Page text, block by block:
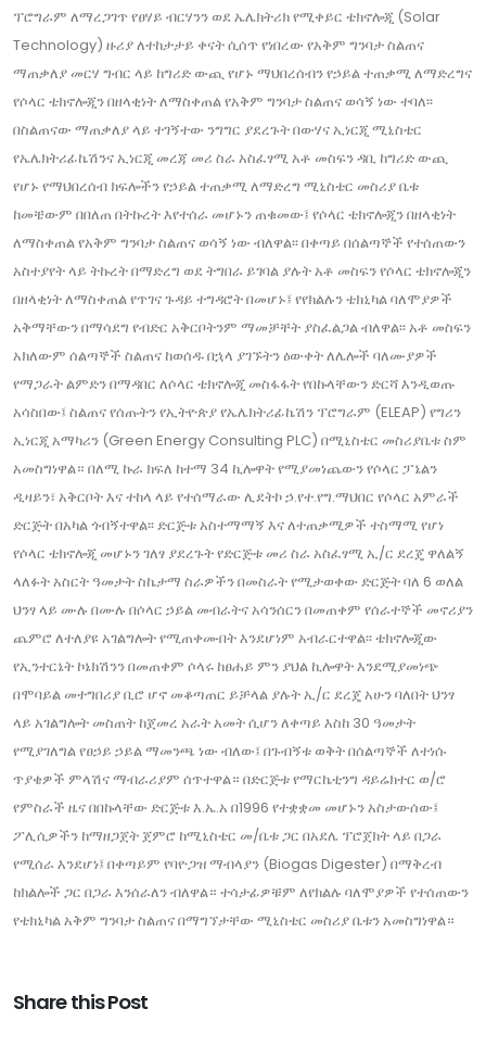
ፕሮግራም ለማረጋገጥ የፀሃይ ብርሃንን ወደ ኤሌክትሪክ የሚቀይር ቴክኖሎጂ (Solar
Technology) ዙሪያ ለተከታታይ ቀናት ሲሰጥ የነበረው የአቅም ግንባታ ስልጠና
ማጠቃለያ መርሃ ግብር ላይ ከግሪድ ውጪ የሆኑ ማህበረሰብን የኃይል ተጠቃሚ ለማድረግና
የሶላር ቴክኖሎጂን በዘላቂነት ለማስቀጠል የአቅም ግንባታ ስልጠና ወሳኝ ነው ተባለ፡፡
በስልጠናው ማጠቃለያ ላይ ተገኝተው ንግግር ያደረጉት በውሃና ኢነርጂ ሚኒስቴር
የኤሌክትሪፊኬሽንና ኢነርጂ መረጃ መሪ ስራ አስፈፃሚ አቶ መስፍን ዳቢ ከግሪድ ውጪ
የሆኑ የማህበረሰብ ክፍሎችን የኃይል ተጠቃሚ ለማድረግ ሚኒስቴር መስሪያ ቤቱ
ከመቼውም በበለጠ በትኩረት እየተሰራ መሆኑን ጠቁመው፤ የሶላር ቴክኖሎጂን በዘላቂነት
ለማስቀጠል የአቅም ግንባታ ስልጠና ወሳኝ ነው ብለዋል፡፡ በቀጣይ በሰልጣኞች የተሰጠውን
አስተያየት ላይ ትኩረት በማድረግ ወደ ትግበራ ይገባል ያሉት አቶ መስፍን የሶላር ቴክኖሎጂን
በዘላቂነት ለማስቀጠል የጥገና ጉዳይ ተግዳሮት በመሆኑ፤ የየክልሉን ቴክኒካል ባለሞያዎች
አቅማቸውን በማሳደግ የብድር አቅርቦትንም ማመቻቸት ያስፈልጋል ብለዋል፡፡ አቶ መስፍን
አክለውም ሰልጣኞች ስልጠና ከወሰዱ በኋላ ያገኙትን ዕውቀት ለሌሎች ባለሙያዎች
የማጋራት ልምድን በማዳበር ለሶላር ቴክኖሎጂ መስፋፋት የበኩላቸውን ድርሻ እንዲወጡ
አሳስበው፤ ስልጠና የሰጡትን የኢትዮጵያ የኤሌክትሪፊኬሽን ፕሮግራም (ELEAP) የግሪን
ኢነርጂ አማካሪን (Green Energy Consulting PLC) በሚኒስቴር መስሪያቤቱ ስም
አመስግነዋል። በለሚ ኩራ ክፍለ ከተማ 34 ኪሎዋት የሚያመነጨውን የሶላር ፓኔልን
ዲዛይን፣ አቅርቦት እና ተከላ ላይ የተሰማራው ሊደትኮ ኃ.የተ.የግ.ማህበር የሶላር አምራች
ድርጅት በአካል ጎብኝተዋል፡፡ ድርጅቱ አስተማማኝ እና ለተጠቃሚዎች ተስማሚ የሆነ
የሶላር ቴክኖሎጂ መሆኑን ገለፃ ያደረጉት የድርጅቱ መሪ ስራ አስፈፃሚ ኢ/ር ደረጄ ዋለልኝ
ላለፉት አስርት ዓመታት ስኬታማ ስራዎችን በመስራት የሚታወቀው ድርጅት ባለ 6 ወለል
ህንፃ ላይ ሙሉ በሙሉ በሶላር ኃይል መብራትና አሳንሰርን በመጠቀም የሰራተኞች መኖሪያን
ጨምሮ ለተለያዩ አገልግሎት የሚጠቀሙበት እንደሆነም አብራርተዋል፡፡ ቴክኖሎጂው
የኢንተርኔት ኮኔክሽንን በመጠቀም ሶላሩ ከፀሐይ ምን ያህል ኪሎዋት እንደሚያመነጭ
በሞባይል መተግበሪያ ቢሮ ሆኖ መቆጣጠር ይቻላል ያሉት ኢ/ር ደረጄ አሁን ባለበት ህንፃ
ላይ አገልግሎት መስጠት ከጀመረ አራት አመት ሲሆን ለቀጣይ እስከ 30 ዓመታት
የሚያገለግል የፀኃይ ኃይል ማመንጫ ነው ብለው፤ በጉብኝቱ ወቅት በሰልጣኞች ለተነሱ
ጥያቄዎች ምላሽና ማብራሪያም ሰጥተዋል። በድርጅቱ የማርኬቲንግ ዳይሬክተር ወ/ሮ
የምስራች ዜና በበኩላቸው ድርጅቱ እ.ኤ.አ በ1996 የተቋቋመ መሆኑን አስታውሰው፤
ፖሊሲዎችን ከማዘጋጀት ጀምሮ ከሚኒስቴር መ/ቤቱ ጋር በአደሌ ፕሮጀክት ላይ በጋራ
የሚሰራ እንደሆነ፤ በቀጣይም የባዮጋዝ ማብላያን (Biogas Digester) በማቅረብ
ከክልሎች ጋር በጋራ እንሰራለን ብለዋል። ተሳታፊዎቹም ለየክልሉ ባለሞያዎች የተሰጠውን
የቴክኒካል አቅም ግንባታ ስልጠና በማግኘታቸው ሚኒስቴር መስሪያ ቤቱን አመስግነዋል።
Share this Post